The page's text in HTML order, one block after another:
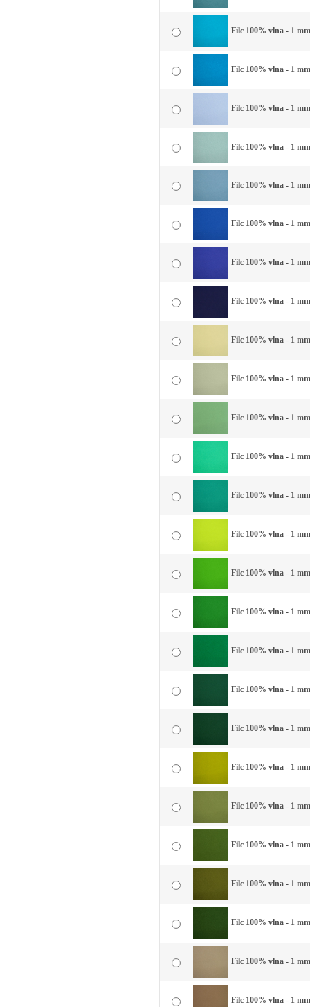
Filc 100% vlna - 1
Filc 100% vlna - 1
Filc 100% vlna - 1
Filc 100% vlna - 1
Filc 100% vlna - 1
Filc 100% vlna - 1
Filc 100% vlna - 1
Filc 100% vlna - 1
Filc 100% vlna - 1
Filc 100% vlna - 1
Filc 100% vlna - 1
Filc 100% vlna - 1
Filc 100% vlna - 1
Filc 100% vlna - 1
Filc 100% vlna - 1
Filc 100% vlna - 1
Filc 100% vlna - 1
Filc 100% vlna - 1
Filc 100% vlna - 1
Filc 100% vlna - 1
Filc 100% vlna - 1
Filc 100% vlna - 1
Filc 100% vlna - 1
Filc 100% vlna - 1
Filc 100% vlna - 1
Filc 100% vlna - 1